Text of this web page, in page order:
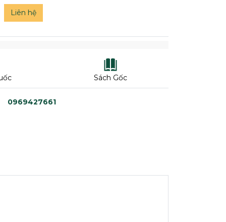
Liên hệ
Sách Gốc
0969427661